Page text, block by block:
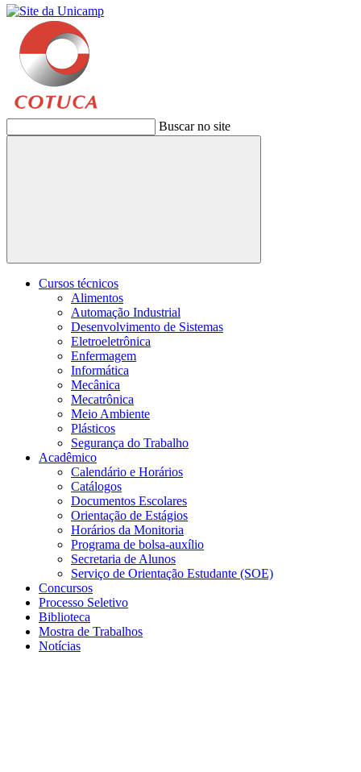
Buscar no site
Buscar
Cursos técnicos
Alimentos
Automação Industrial
Desenvolvimento de Sistemas
Eletroeletrônica
Enfermagem
Informática
Mecânica
Mecatrônica
Meio Ambiente
Plásticos
Segurança do Trabalho
Acadêmico
Calendário e Horários
Catálogos
Documentos Escolares
Orientação de Estágios
Horários da Monitoria
Programa de bolsa-auxílio
Secretaria de Alunos
Serviço de Orientação Estudante (SOE)
Concursos
Processo Seletivo
Biblioteca
Mostra de Trabalhos
Notícias